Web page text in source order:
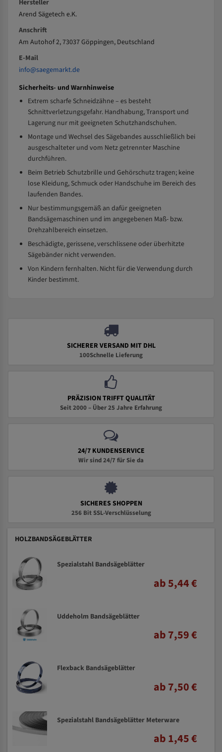
Hersteller
Arend Sägetech e.K.
Anschrift
Am Autohof 2, 73037 Göppingen, Deutschland
E-Mail
info@saegemarkt.de
Sicherheits- und Warnhinweise
Extrem scharfe Schneidzähne – es besteht
Schnittverletzungsgefahr. Handhabung, Transport und
Lagerung nur mit geeigneten Schutzhandschuhen.
Montage und Wechsel des Sägebandes ausschließlich bei
ausgeschalteter und vom Netz getrennter Maschine
durchführen.
Beim Betrieb Schutzbrille und Gehörschutz tragen; keine
lose Kleidung, Schmuck oder Handschuhe im Bereich des
laufenden Bandes.
Nur bestimmungsgemäß an dafür geeigneten
Bandsägemaschinen und im angegebenen Maß- bzw.
Drehzahlbereich einsetzen.
Beschädigte, gerissene, verschlissene oder überhitzte
Sägebänder nicht verwenden.
Von Kindern fernhalten. Nicht für die Verwendung durch
Kinder bestimmt.
SICHERER VERSAND MIT DHL
100Schnelle Lieferung
PRÄZISION TRIFFT QUALITÄT
Seit 2000 – Über 25 Jahre Erfahrung
24/7 KUNDENSERVICE
Wir sind 24/7 für Sie da
SICHERES SHOPPEN
256 Bit SSL-Verschlüsselung
HOLZBANDSÄGEBLÄTTER
Spezialstahl Bandsägeblätter
ab 5,44 €
Uddeholm Bandsägeblätter
ab 7,59 €
Flexback Bandsägeblätter
ab 7,50 €
Spezialstahl Bandsägeblätter Meterware
ab 1,45 €